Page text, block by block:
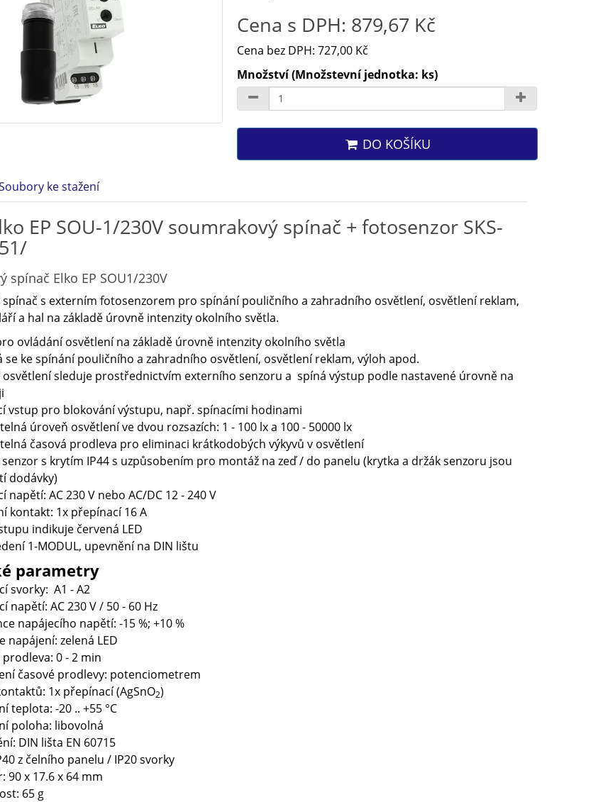
Cena s DPH: 879,67 Kč
Cena bez DPH: 727,00 Kč
Množství (Množstevní jednotka: ks)
DO KOŠÍKU
ke stažení
EP SOU-1/230V soumrakový spínač + fotosenzor SKS-
spínač Elko EP SOU1/230V
s externím fotosenzorem pro spínání pouličního a zahradního osvětlení, osvětlení reklam,
a hal na základě úrovně intenzity okolního světla.
ovládání osvětlení na základě úrovně intenzity okolního světla
se ke spínání pouličního a zahradního osvětlení, osvětlení reklam, výloh apod.
sleduje prostřednictvím externího senzoru a spíná výstup podle nastavené úrovně na
vstup pro blokování výstupu, např. spínacími hodinami
úroveň osvětlení ve dvou rozsazích: 1 - 100 lx a 100 - 50000 lx
časová prodleva pro eliminaci krátkodobých výkyvů v osvětlení
s krytím IP44 s uzpůsobením pro montáž na zeď / do panelu (krytka a držák senzoru jsou
dodávky)
napětí: AC 230 V nebo AC/DC 12 - 240 V
kontakt: 1x přepínací 16 A
indikuje červená LED
1-MODUL, upevnění na DIN lištu
parametry
svorky: A1 - A2
napětí: AC 230 V / 50 - 60 Hz
napájecího napětí: -15 %; +10 %
napájení: zelená LED
prodleva: 0 - 2 min
časové prodlevy: potenciometrem
1x přepínací (AgSnO2)
teplota: -20 .. +55 °C
poloha: libovolná
DIN lišta EN 60715
z čelního panelu / IP20 svorky
90 x 17.6 x 64 mm
65 g